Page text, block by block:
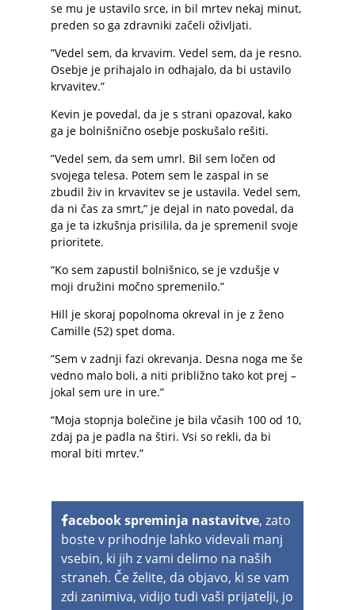
se mu je ustavilo srce, in bil mrtev nekaj minut,
preden so ga zdravniki začeli oživljati.
”Vedel sem, da krvavim. Vedel sem, da je resno.
Osebje je prihajalo in odhajalo, da bi ustavilo
krvavitev.”
Kevin je povedal, da je s strani opazoval, kako
ga je bolnišnično osebje poskušalo rešiti.
”Vedel sem, da sem umrl. Bil sem ločen od
svojega telesa. Potem sem le zaspal in se
zbudil živ in krvavitev se je ustavila. Vedel sem,
da ni čas za smrt,” je dejal in nato povedal, da
ga je ta izkušnja prisilila, da je spremenil svoje
prioritete.
“Ko sem zapustil bolnišnico, se je vzdušje v
moji družini močno spremenilo.”
Hill je skoraj popolnoma okreval in je z ženo
Camille (52) spet doma.
”Sem v zadnji fazi okrevanja. Desna noga me še
vedno malo boli, a niti približno tako kot prej –
jokal sem ure in ure.”
“Moja stopnja bolečine je bila včasih 100 od 10,
zdaj pa je padla na štiri. Vsi so rekli, da bi
moral biti mrtev.”
acebook spreminja nastavitve, zato
boste v prihodnje lahko videvali manj
vsebin, ki jih z vami delimo na naših
straneh. Če želite, da objavo, ki se vam
zdi zanimiva, vidijo tudi vaši prijatelji, jo